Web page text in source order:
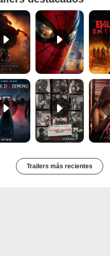
Primer tráiler oficial de 'La Odisea' 'Spider-Man Un Nuevo Día' - Tráiler oficial subtitulado
Primer Tráiler Oficial Subtitulado de 'Una última aventura: Detrás de cámaras de Stranger Things 5'
Trailers más recientes